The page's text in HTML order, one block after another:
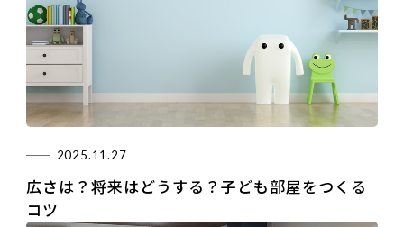
2025.11.27
広さは？将来はどうする？子ども部屋をつくる
コツ